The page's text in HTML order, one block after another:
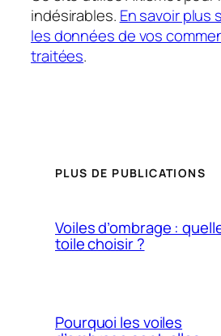
indésirables. En savoir plus
les données de vos
traitées.
PLUS DE PUBLICATIONS
Voiles d’ombrage :
toile choisir ?
Pourquoi les voiles